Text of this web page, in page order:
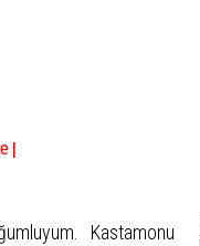
|
Kastamonu